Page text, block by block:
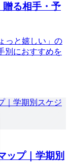
贈る相手・予
っと嬉しい」の
別におすすめを
ップ｜学期別